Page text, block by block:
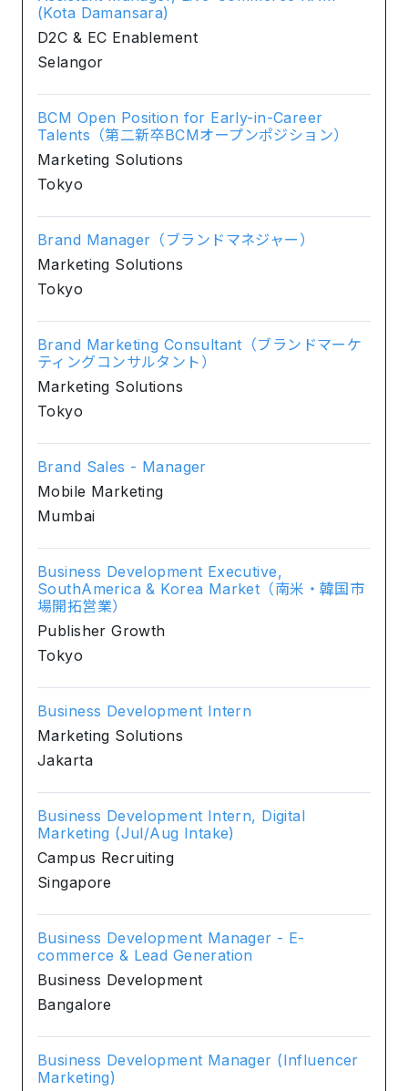
(Kota Damansara)
D2C & EC Enablement
Selangor
BCM Open Position for Early-in-Career
Talents（第二新卒BCMオープンポジション）
Marketing Solutions
Tokyo
Brand Manager（ブランドマネジャー）
Marketing Solutions
Tokyo
Brand Marketing Consultant（ブランドマーケ
ティングコンサルタント）
Marketing Solutions
Tokyo
Brand Sales - Manager
Mobile Marketing
Mumbai
Business Development Executive,
SouthAmerica & Korea Market（南米・韓国市
場開拓営業）
Publisher Growth
Tokyo
Business Development Intern
Marketing Solutions
Jakarta
Business Development Intern, Digital
Marketing (Jul/Aug Intake)
Campus Recruiting
Singapore
Business Development Manager - E-
commerce & Lead Generation
Business Development
Bangalore
Business Development Manager (Influencer
Marketing)